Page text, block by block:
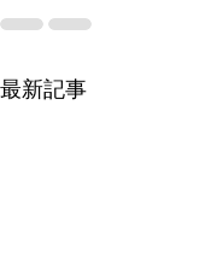
最新記事